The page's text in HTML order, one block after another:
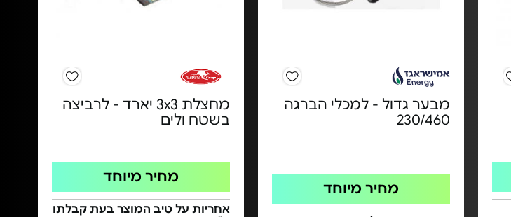
מבער גדול - למכלי הברגה
230/460
מחיר מיוחד
מחצלת 3x3 יארד - לרביצה
בשטח ולים
מחיר מיוחד
אחריות על טיב המוצר בעת קבלתו